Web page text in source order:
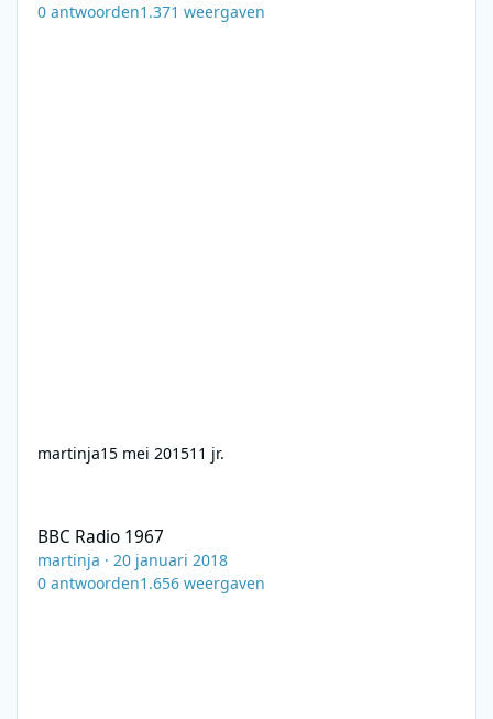
0 antwoorden1.371 weergaven
martinja15 mei 201511 jr.
BBC Radio 1967
martinja ·20 januari 2018
0 antwoorden1.656 weergaven